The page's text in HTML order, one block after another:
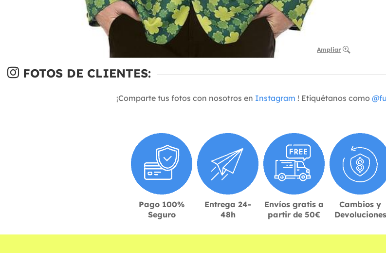
Ampliar
FOTOS DE CLIENTES:
¡Comparte tus fotos con nosotros en Instagram ! Etiquétanos como
Pago 100%
Seguro
Entrega 24-
48h
Envíos gratis a
partir de 50€
Cambios y
Devoluciones